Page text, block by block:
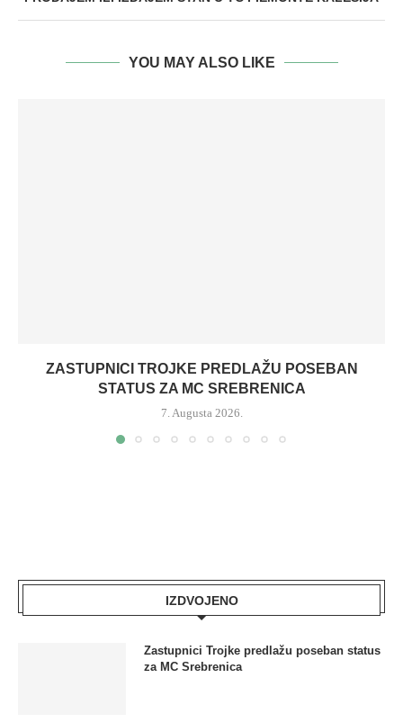
YOU MAY ALSO LIKE
ZASTUPNICI TROJKE PREDLAŽU POSEBAN
STATUS ZA MC SREBRENICA
7. Augusta 2026.
IZDVOJENO
Zastupnici Trojke predlažu poseban status
za MC Srebrenica